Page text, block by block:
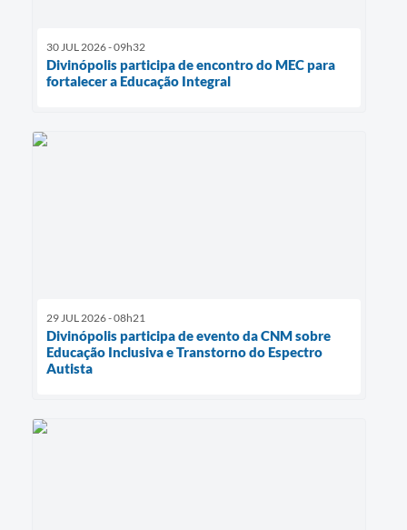
30 JUL 2026 - 09h32
Divinópolis participa de encontro do MEC para
fortalecer a Educação Integral
29 JUL 2026 - 08h21
Divinópolis participa de evento da CNM sobre
Educação Inclusiva e Transtorno do Espectro
Autista